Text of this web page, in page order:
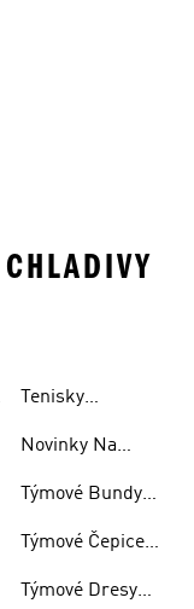
CHLADIVY
S Kapucí
Tenisky
Petronas F1
Novinky Na
Týmové Bundy
Týmové Čepice
Týmové Dresy